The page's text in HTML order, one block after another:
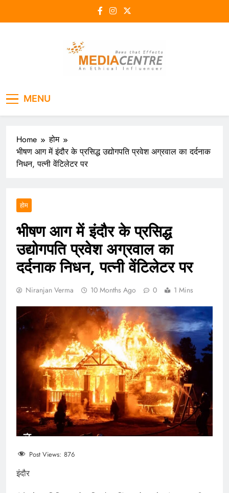
MENU
Home
होम
भीषण आग में इंदौर के प्रसिद्ध उद्योगपति प्रवेश अग्रवाल का दर्दनाक
निधन, पत्नी वेंटिलेटर पर
होम
भीषण आग में इंदौर के प्रसिद्ध
उद्योगपति प्रवेश अग्रवाल का
दर्दनाक निधन, पत्नी वेंटिलेटर पर
Niranjan Verma 10 Months Ago 0 1 Mins
Post Views: 876
इंदौर